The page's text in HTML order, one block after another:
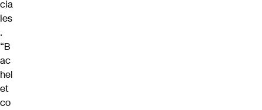
cia
les
.
“B
ac
hel
et
co